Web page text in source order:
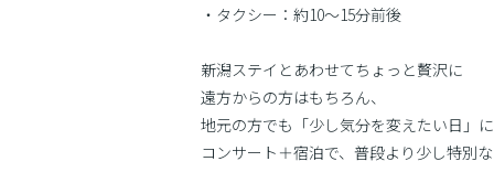
・タクシー：約10〜15分前後
新潟ステイとあわせてちょっと贅沢に
遠方からの方はもちろん、
地元の方でも「少し気分を変えたい日」
コンサート＋宿泊で、普段より少し特別